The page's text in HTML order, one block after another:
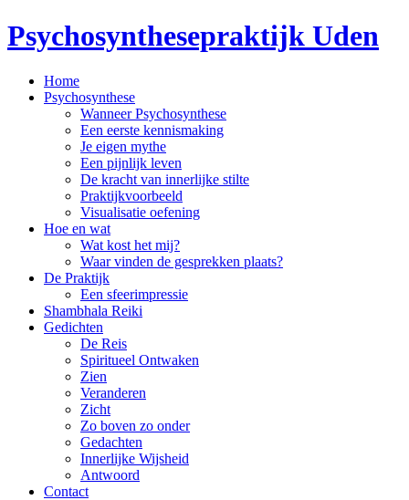
Psychosynthesepraktijk Uden
Home
Psychosynthese
Wanneer Psychosynthese
Een eerste kennismaking
Je eigen mythe
Een pijnlijk leven
De kracht van innerlijke stilte
Praktijkvoorbeeld
Visualisatie oefening
Hoe en wat
Wat kost het mij?
Waar vinden de gesprekken plaats?
De Praktijk
Een sfeerimpressie
Shambhala Reiki
Gedichten
De Reis
Spiritueel Ontwaken
Zien
Veranderen
Zicht
Zo boven zo onder
Gedachten
Innerlijke Wijsheid
Antwoord
Contact